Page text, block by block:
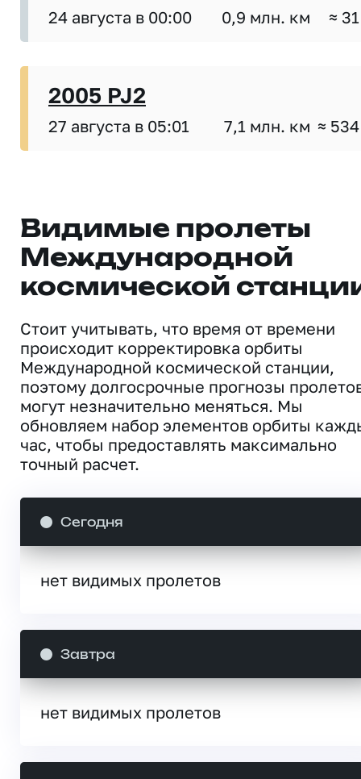
24 августа в 00:00 0,9 млн. км ≈
2005 PJ2
27 августа в 05:01 7,1 млн. км ≈
Видимые пролеты
Международной
космической
Стоит учитывать, что время от времени
происходит корректировка орбиты
Международной космической станции,
поэтому долгосрочные прогнозы
могут незначительно меняться. Мы
обновляем набор элементов орбиты
час, чтобы предоставлять максимально
точный расчет.
Сегодня
нет видимых пролетов
Завтра
нет видимых пролетов